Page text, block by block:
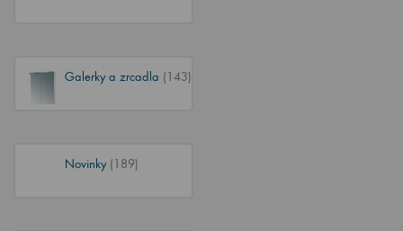
Galerky a zrcadla (143)
Novinky (189)